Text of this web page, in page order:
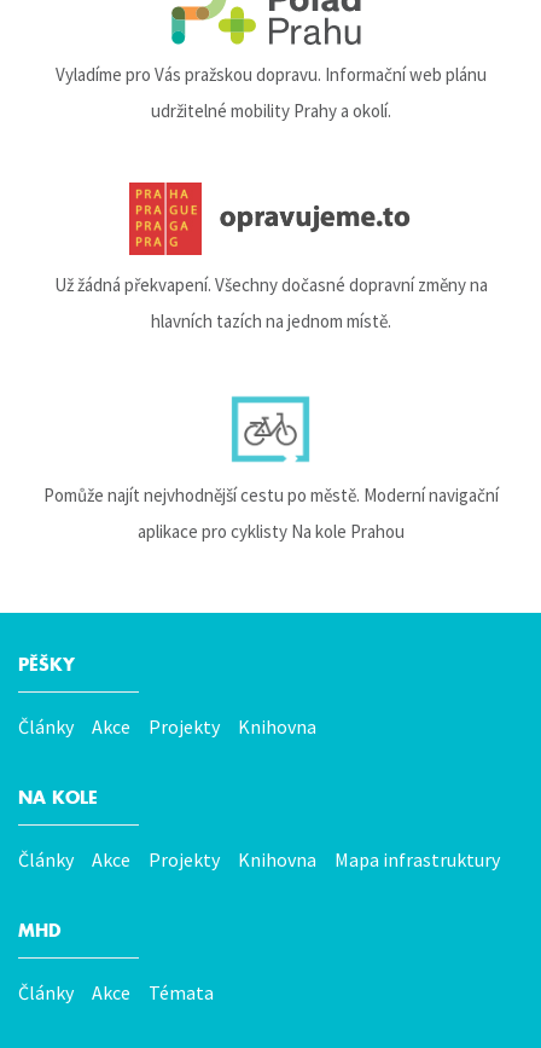
Vyladíme pro Vás pražskou dopravu. Informační web plánu
udržitelné mobility Prahy a okolí.
Už žádná překvapení. Všechny dočasné dopravní změny na
hlavních tazích na jednom místě.
Pomůže najít nejvhodnější cestu po městě. Moderní navigační
aplikace pro cyklisty Na kole Prahou
Hlavní
menu
PĚŠKY
Články Akce Projekty Knihovna
NA KOLE
Články Akce Projekty Knihovna Mapa infrastruktury
MHD
Články Akce Témata